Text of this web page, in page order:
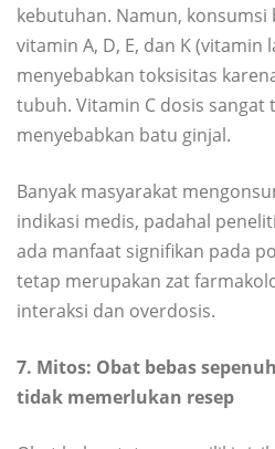
kebutuhan. Namun,
vitamin A, D, E, dan K (vitamin
menyebabkan toksisitas
tubuh. Vitamin C dosis sangat
menyebabkan batu ginjal.
Banyak masyarakat
indikasi medis, padahal
ada manfaat signifikan pada
tetap merupakan zat
interaksi dan overdosis.
7. Mitos: Obat bebas
tidak memerlukan resep